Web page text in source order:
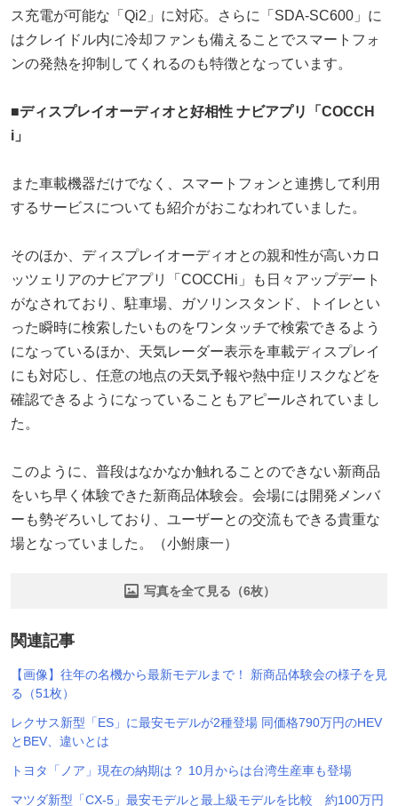
ス充電が可能な「Qi2」に対応。さらに「SDA-SC600」に
はクレイドル内に冷却ファンも備えることでスマートフォ
ンの発熱を抑制してくれるのも特徴となっています。
■ディスプレイオーディオと好相性 ナビアプリ「COCCH
i」
また車載機器だけでなく、スマートフォンと連携して利用
するサービスについても紹介がおこなわれていました。
そのほか、ディスプレイオーディオとの親和性が高いカロ
ッツェリアのナビアプリ「COCCHi」も日々アップデート
がなされており、駐車場、ガソリンスタンド、トイレとい
った瞬時に検索したいものをワンタッチで検索できるよう
になっているほか、天気レーダー表示を車載ディスプレイ
にも対応し、任意の地点の天気予報や熱中症リスクなどを
確認できるようになっていることもアピールされていまし
た。
このように、普段はなかなか触れることのできない新商品
をいち早く体験できた新商品体験会。会場には開発メンバ
ーも勢ぞろいしており、ユーザーとの交流もできる貴重な
場となっていました。（小鮒康一）
写真を全て見る（6枚）
関連記事
【画像】往年の名機から最新モデルまで！ 新商品体験会の様子を見
る（51枚）
レクサス新型「ES」に最安モデルが2種登場 同価格790万円のHEV
とBEV、違いとは
トヨタ「ノア」現在の納期は？ 10月からは台湾生産車も登場
マツダ新型「CX-5」最安モデルと最上級モデルを比較 約100万円